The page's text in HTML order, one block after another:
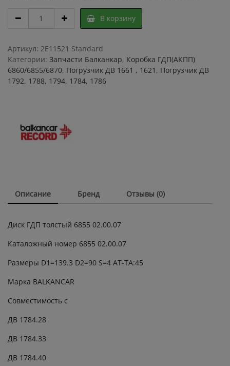
ГДП
6855
02.00.07
/
Диск
коробку
/
В корзину
Артикул: 2E11521 Standard
Категории: Запчасти Балканкар, Коробка ГДП(АКПП)
6860/6855/6870, Погрузчик ДВ 1661 , 1621 , Погрузчик ДВ
1792, 1788, 1794, 1784, 1786
Описание Бренд Отзывы (0)
Диск ГДП толстый 6855 02.00.07
Каталожный номер 6855 02.00.07
Размеры D1=139.3 D2=90 S=4 AT-TA:45
Марка BALKANCAR
Совместимость с
ДВ 1784.28
ДВ 1784.33
ДВ 1784.40